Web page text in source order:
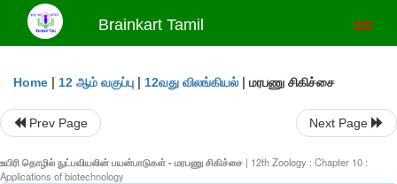
Brainkart Tamil
Home | 12 ஆம் வகுப்பு | 12வது விலங்கியல் | மரபணு சிகிச்சை
Prev Page Next Page
உயிரி தொழில் நுட்பவியலின் பயன்பாடுகள் - மரபணு சிகிச்சை | 12th Zoology : Chapter 10 :
Applications of biotechnology